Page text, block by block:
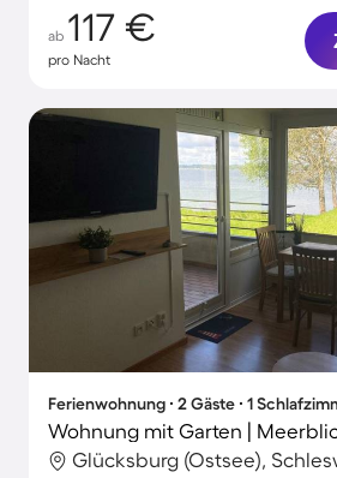
ab 117 €
pro Nacht
Ferienwohnung ∙ 2 Gäste ∙ 1
Wohnung mit Garten |